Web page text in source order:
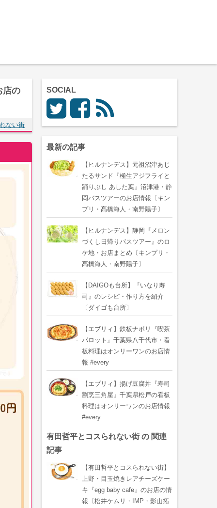
店の
ない街
SOCIAL
最新の記事
【ヒルナンデス】元祖沼津あじ
たるサンド『極生アジフライと
踊りぶし あした葉』沼津港・静
岡バスツアーのお店情報〔キン
プリ・髙橋海人・南野陽子〕
【ヒルナンデス】静岡『メロン
づくし日帰りバスツアー』のロ
ケ地・お店まとめ〔キンプリ・
髙橋海人・南野陽子〕
【DAIGOも台所】『いなり寿
司』のレシピ・作り方を紹介
〔ダイゴも台所〕
【エブリィ】鉄板ナポリ『喫茶
パロット』千葉県八千代市・看
板料理はオンリーワンのお店情
報 #every
【エブリィ】揚げ豆腐丼『寿司
割烹三角屋』千葉県松戸の看板
料理はオンリーワンのお店情報
#every
有田哲平とコスられない街 の 関連
記事
【有田哲平とコスられない街】
上野・目玉焼きレアチーズケー
キ『egg baby cafe』のお店の情
報〔松井ケムリ・IMP・影山拓